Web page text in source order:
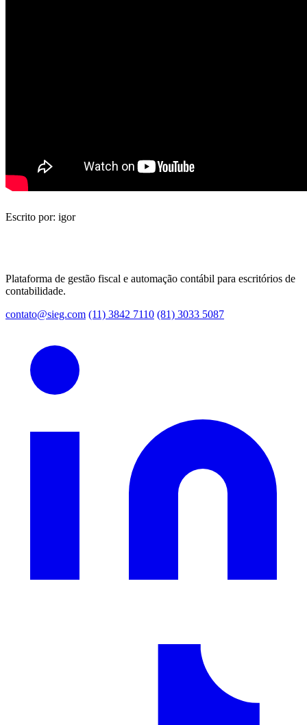
Escrito por: igor
Plataforma de gestão fiscal e automação contábil para escritórios de
contabilidade.
contato@sieg.com (11) 3842 7110 (81) 3033 5087